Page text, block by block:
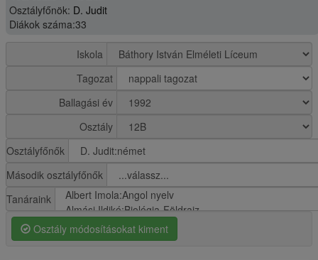
Osztályfőnök: D. Judit
Diákok száma:33
Iskola
Tagozat
Ballagási év
Osztály
Osztályfőnők
Második osztályfőnők
Tanáraink
Osztály módosításokat kiment